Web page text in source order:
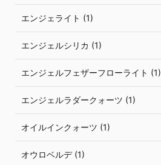
エンジェライト (1)
エンジェルシリカ (1)
エンジェルフェザーフローライト (1)
エンジェルラダークォーツ (1)
オイルインクォーツ (1)
オウロベルデ (1)